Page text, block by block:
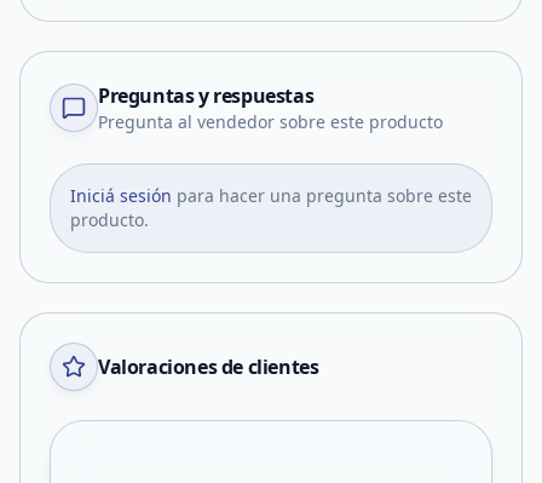
Preguntas y respuestas
Pregunta al vendedor sobre este producto
Iniciá sesión para hacer una pregunta sobre este
producto.
Valoraciones de clientes